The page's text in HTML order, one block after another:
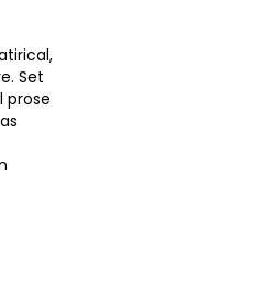
Set
prose